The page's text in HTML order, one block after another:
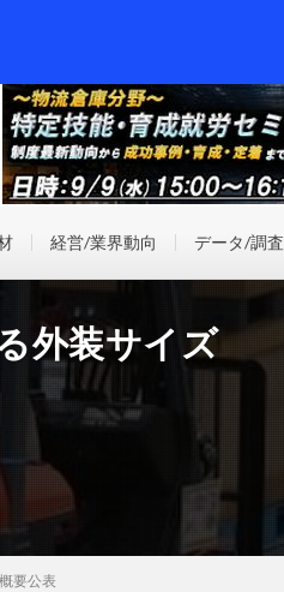
経営/業界動向 データ/調査
外装サイズ
要公表